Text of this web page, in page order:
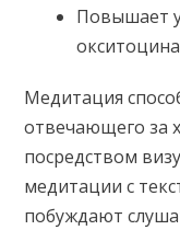
Повышает
окситоцина
Медитация
отвечающего за
посредством
медитации с
побуждают